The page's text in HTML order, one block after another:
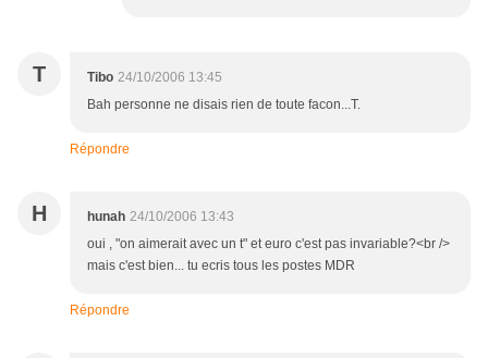
T Tibo 24/10/2006 13:45
Bah personne ne disais rien de toute facon...T.
Répondre
H hunah 24/10/2006 13:43
oui , "on aimerait avec un t" et euro c'est pas invariable?<br />
mais c'est bien... tu ecris tous les postes MDR
Répondre